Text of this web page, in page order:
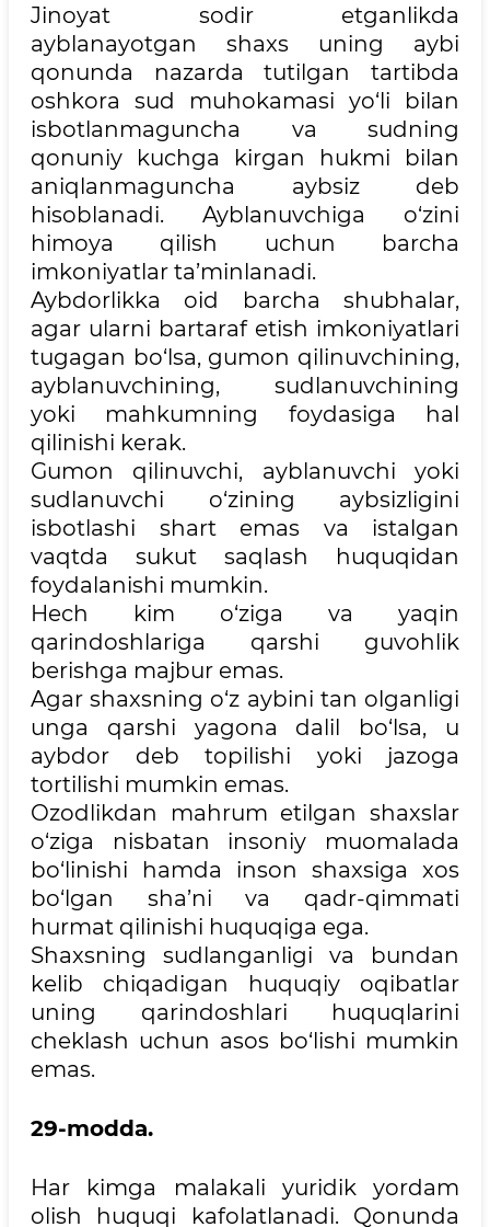
Jinoyat sodir etganlikda
ayblanayotgan shaxs uning aybi
qonunda nazarda tutilgan tartibda
oshkora sud muhokamasi yo‘li bilan
isbotlanmaguncha va sudning
qonuniy kuchga kirgan hukmi bilan
aniqlanmaguncha aybsiz deb
hisoblanadi. Ayblanuvchiga o‘zini
himoya qilish uchun barcha
imkoniyatlar ta’minlanadi.
Aybdorlikka oid barcha shubhalar,
agar ularni bartaraf etish imkoniyatlari
tugagan bo‘lsa, gumon qilinuvchining,
ayblanuvchining, sudlanuvchining
yoki mahkumning foydasiga hal
qilinishi kerak.
Gumon qilinuvchi, ayblanuvchi yoki
sudlanuvchi o‘zining aybsizligini
isbotlashi shart emas va istalgan
vaqtda sukut saqlash huquqidan
foydalanishi mumkin.
Hech kim o‘ziga va yaqin
qarindoshlariga qarshi guvohlik
berishga majbur emas.
Agar shaxsning o‘z aybini tan olganligi
unga qarshi yagona dalil bo‘lsa, u
aybdor deb topilishi yoki jazoga
tortilishi mumkin emas.
Ozodlikdan mahrum etilgan shaxslar
o‘ziga nisbatan insoniy muomalada
bo‘linishi hamda inson shaxsiga xos
bo‘lgan sha’ni va qadr-qimmati
hurmat qilinishi huquqiga ega.
Shaxsning sudlanganligi va bundan
kelib chiqadigan huquqiy oqibatlar
uning qarindoshlari huquqlarini
cheklash uchun asos bo‘lishi mumkin
emas.
29-modda.
Har kimga malakali yuridik yordam
olish huquqi kafolatlanadi. Qonunda